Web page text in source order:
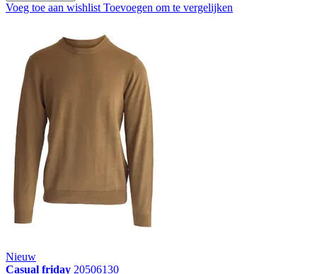
Voeg toe aan wishlist Toevoegen om te vergelijken
Nieuw
Casual friday 20506130